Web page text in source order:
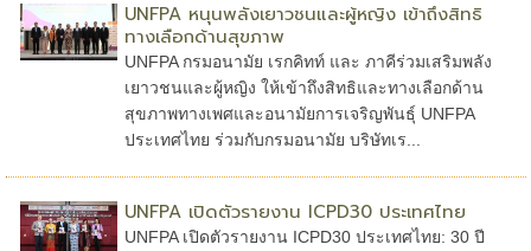
UNFPA หนุนพลังเยาวชนและผู้หญิง เข้าถึงสิทธิ
ทางเลือกด้านสุขภาพ
UNFPA กรมอนามัย เรกคิทท์ และ ภาคีร่วมเสริมพลัง
เยาวชนและผู้หญิง ให้เข้าถึงสิทธิและทางเลือกด้าน
สุขภาพทางเพศและอนามัยการเจริญพันธุ์ UNFPA
ประเทศไทย ร่วมกับกรมอนามัย บริษัทเร...
UNFPA เปิดตัวรายงาน ICPD30 ประเทศไทย
UNFPA เปิดตัวรายงาน ICPD30 ประเทศไทย: 30 ปี